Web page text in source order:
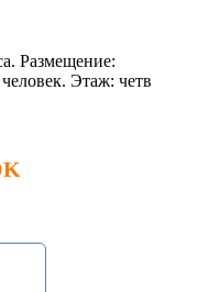
Размещение:
Этаж: четв